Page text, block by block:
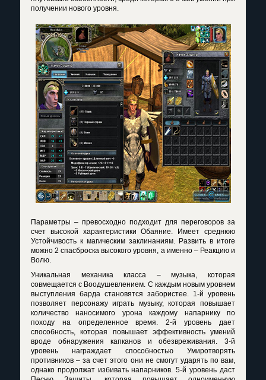
получении нового уровня.
Параметры – превосходно подходит для переговоров за
счет высокой характеристики Обаяние. Имеет среднюю
Устойчивость к магическим заклинаниям. Развить в итоге
можно 2 спасброска высокого уровня, а именно – Реакцию и
Волю.
Уникальная механика класса – музыка, которая
совмещается с Воодушевлением. С каждым новым уровнем
выступления барда становятся забористее. 1-й уровень
позволяет персонажу играть музыку, которая повышает
количество наносимого урона каждому напарнику по
походу на определенное время. 2-й уровень дает
способность, которая повышает эффективность умений
вроде обнаружения капканов и обезвреживания. 3-й
уровень награждает способностью Умиротворять
противников – за счет этого они не смогут ударять по вам,
однако продолжат избивать напарников. 5-й уровень даст